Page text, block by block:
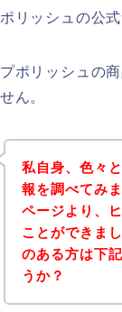
リッシュの公
ポリッシュの
ん。
私自身、色々
報を調べてみ
ページより、
ことができま
のある方は下
うか？